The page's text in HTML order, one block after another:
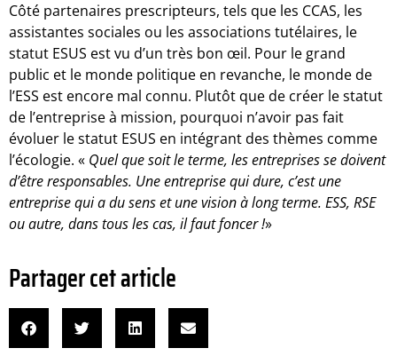
Côté partenaires prescripteurs, tels que les CCAS, les
assistantes sociales ou les associations tutélaires, le
statut ESUS est vu d’un très bon œil. Pour le grand
public et le monde politique en revanche, le monde de
l’ESS est encore mal connu. Plutôt que de créer le statut
de l’entreprise à mission, pourquoi n’avoir pas fait
évoluer le statut ESUS en intégrant des thèmes comme
l’écologie. « Quel que soit le terme, les entreprises se doivent
d’être responsables. Une entreprise qui dure, c’est une
entreprise qui a du sens et une vision à long terme. ESS, RSE
ou autre, dans tous les cas, il faut foncer !»
Partager cet article